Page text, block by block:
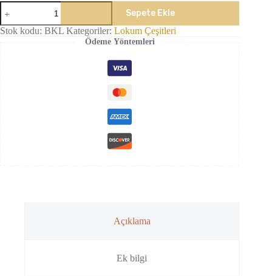
Bisküvili
Lokum
adet
Sepete Ekle
Stok kodu: BKL Kategoriler: Lokum Çeşitleri
Ödeme Yöntemleri
Açıklama
Ek bilgi